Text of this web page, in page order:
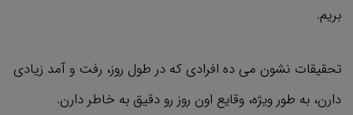
بریم.
تحقیقات نشون می ده افرادی که در طول روز، رفت و آمد زیادی
دارن، به طور ویژه، وقایع اون روز رو دقیق به خاطر دارن.